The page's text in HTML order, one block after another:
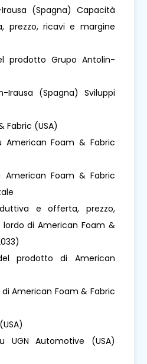
(Spagna) Capacità
prezzo, ricavi e margine
prodotto Grupo Antolin-
Irausa (Spagna) Sviluppi
Fabric (USA)
American Foam & Fabric
American Foam & Fabric
e offerta, prezzo,
di American Foam &
prodotto di American
American Foam & Fabric
UGN Automotive (USA)